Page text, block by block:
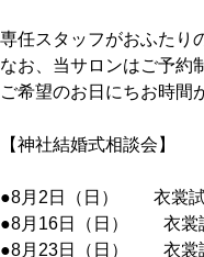
専任スタッフがおふたり
なお、当サロンはご予約
ご希望のお日にちお時間
【神社結婚式相談会】
●8月2日（日） 衣裳
●8月16日（日） 衣裳
●8月23日（日） 衣裳